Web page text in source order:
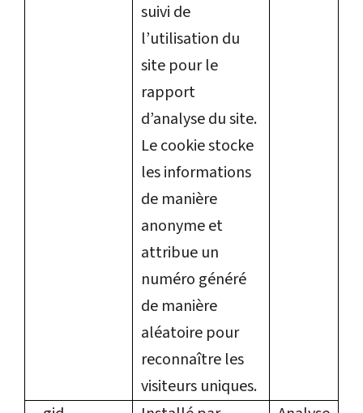
suivi de
l’utilisation du
site pour le
rapport
d’analyse du site.
Le cookie stocke
les informations
de manière
anonyme et
attribue un
numéro généré
de manière
aléatoire pour
reconnaître les
visiteurs uniques.